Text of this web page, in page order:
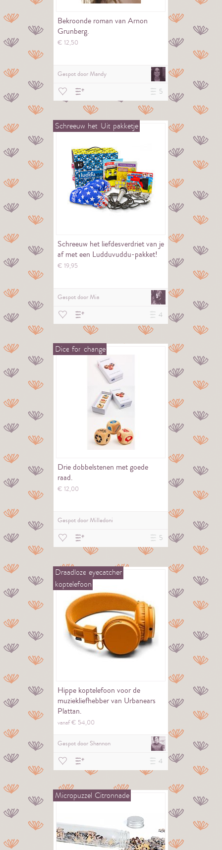
Bekroonde roman van Arnon
Grunberg.
€ 12,50
Gespot doorMandy
5
Schreeuw het Uit pakketje
Schreeuw het liefdesverdriet van je
af met een Ludduvuddu-pakket!
€ 19,95
Gespot doorMia
4
Dice for change
Drie dobbelstenen met goede
raad.
€ 12,00
Gespot doorMilledoni
5
Draadloze eyecatcher
koptelefoon
Hippe koptelefoon voor de
muziekliefhebber van Urbanears
Plattan.
vanaf € 54,00
Gespot door Shannon
4
Micropuzzel Citronnade